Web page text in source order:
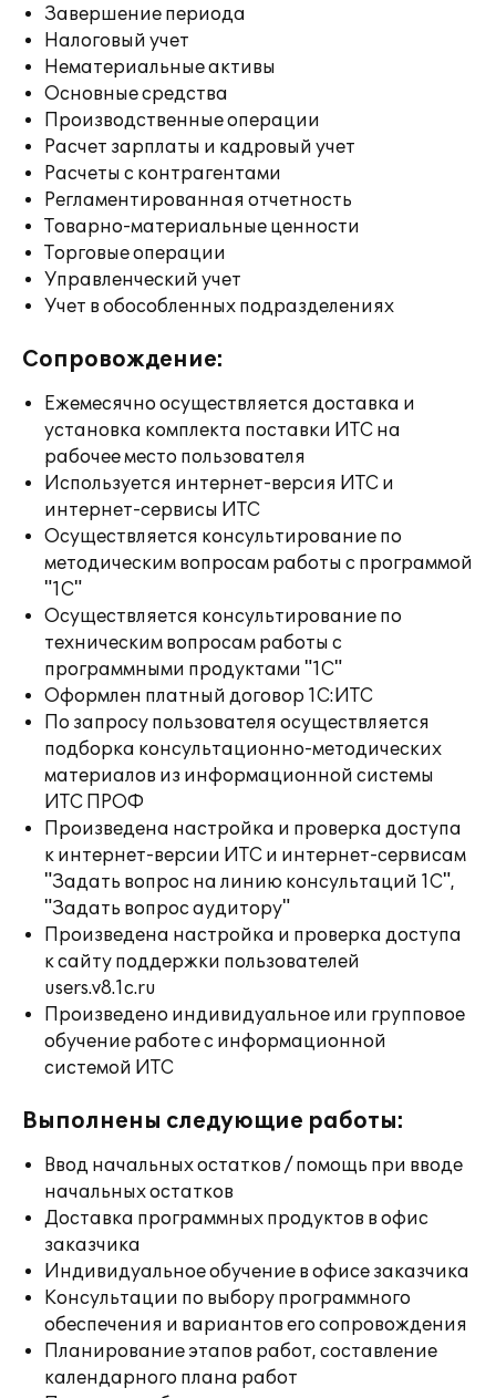
Завершение периода
Налоговый учет
Нематериальные активы
Основные средства
Производственные операции
Расчет зарплаты и кадровый учет
Расчеты с контрагентами
Регламентированная отчетность
Товарно-материальные ценности
Торговые операции
Управленческий учет
Учет в обособленных подразделениях
Сопровождение:
Ежемесячно осуществляется доставка и
установка комплекта поставки ИТС на
рабочее место пользователя
Используется интернет-версия ИТС и
интернет-сервисы ИТС
Осуществляется консультирование по
методическим вопросам работы с программой
"1С"
Осуществляется консультирование по
техническим вопросам работы с
программными продуктами "1С"
Оформлен платный договор 1С:ИТС
По запросу пользователя осуществляется
подборка консультационно-методических
материалов из информационной системы
ИТС ПРОФ
Произведена настройка и проверка доступа
к интернет-версии ИТС и интернет-сервисам
"Задать вопрос на линию консультаций 1С",
"Задать вопрос аудитору"
Произведена настройка и проверка доступа
к сайту поддержки пользователей
users.v8.1c.ru
Произведено индивидуальное или групповое
обучение работе с информационной
системой ИТС
Выполнены следующие работы:
Ввод начальных остатков / помощь при вводе
начальных остатков
Доставка программных продуктов в офис
заказчика
Индивидуальное обучение в офисе заказчика
Консультации по выбору программного
обеспечения и вариантов его сопровождения
Планирование этапов работ, составление
календарного плана работ